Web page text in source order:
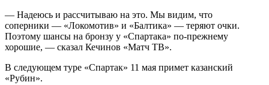
— Надеюсь и рассчитываю на это. Мы видим, что
соперники — «Локомотив» и «Балтика» — теряют очки.
Поэтому шансы на бронзу у «Спартака» по‑прежнему
хорошие, — сказал Кечинов «Матч ТВ».
В следующем туре «Спартак» 11 мая примет казанский
«Рубин».